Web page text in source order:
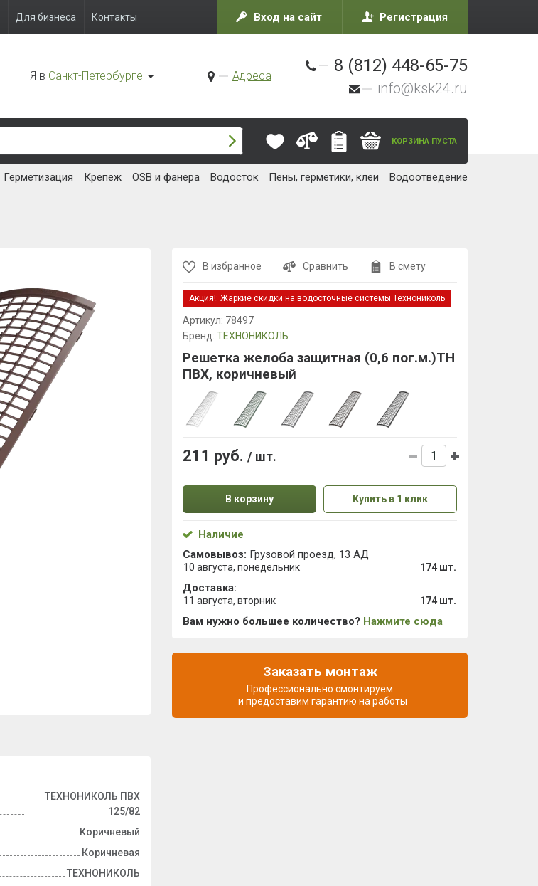
Для бизнеса Контакты Вход на сайт Регистрация
Я в Санкт-Петербурге Адреса
8 (812) 448-65-75
info@ksk24.ru
КОРЗИНА ПУСТА
Герметизация Крепеж OSB и фанера Водосток Пены, герметики, клеи Водоотведение
ТЕХНОНИКОЛЬ ПВХ
125/82
Коричневый
Коричневая
ТЕХНОНИКОЛЬ
В избранное Сравнить В смету
Акция!: Жаркие скидки на водосточные системы Технониколь
Артикул: 78497
Бренд: ТЕХНОНИКОЛЬ
Решетка желоба защитная (0,6 пог.м.)ТН
ПВХ, коричневый
211 руб. / шт.
В корзину Купить в 1 клик
Наличие
Самовывоз: Грузовой проезд, 13 АД
10 августа, понедельник 174 шт.
Доставка:
11 августа, вторник 174 шт.
Вам нужно большее количество? Нажмите сюда
Заказать монтаж
Профессионально смонтируем
и предоставим гарантию на работы